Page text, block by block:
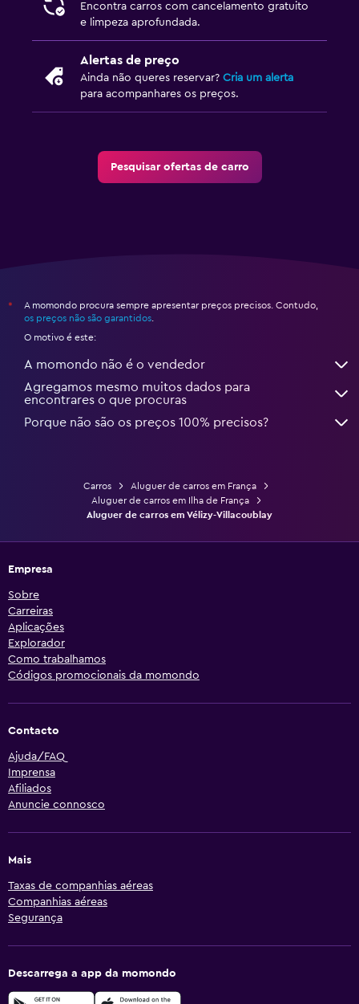
Encontra carros com cancelamento gratuito
e limpeza aprofundada.
Alertas de preço
Ainda não queres reservar? Cria um alerta
para acompanhares os preços.
Pesquisar ofertas de carro
*
A momondo procura sempre apresentar preços precisos. Contudo,
os preços não são garantidos.
O motivo é este:
A momondo não é o vendedor
Agregamos mesmo muitos dados para
encontrares o que procuras
Porque não são os preços 100% precisos?
Carros
Aluguer de carros em França
Aluguer de carros em Ilha de França
Aluguer de carros em Vélizy-Villacoublay
Empresa
Sobre
Carreiras
Aplicações
Explorador
Como trabalhamos
Códigos promocionais da momondo
Contacto
Ajuda/FAQ
Imprensa
Afiliados
Anuncie connosco
Mais
Taxas de companhias aéreas
Companhias aéreas
Segurança
Descarrega a app da momondo